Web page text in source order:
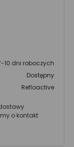
10 dni roboczych
Dostępny
Refloactive
o kontakt